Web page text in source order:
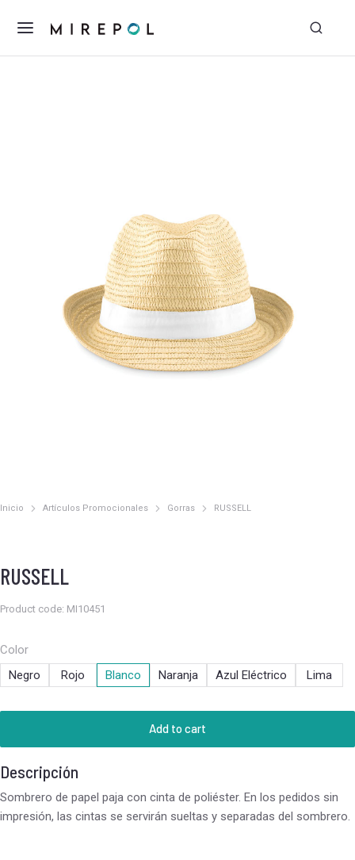
Estás aquí:
Inicio Artículos Promocionales Gorras RUSSELL
RUSSELL
Product code: MI10451
Color
Negro
Rojo Blanco Naranja Azul Eléctrico Lima
Add to cart
Descripción
Sombrero de papel paja con cinta de poliéster. En los pedidos sin
impresión, las cintas se servirán sueltas y separadas del sombrero.